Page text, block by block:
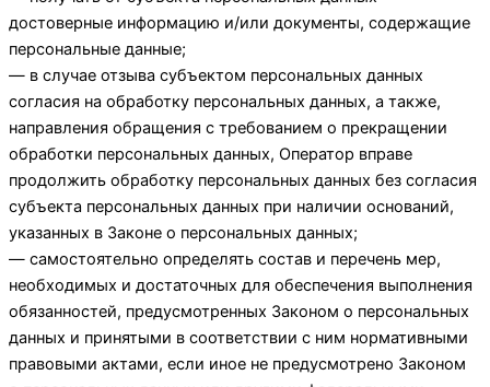
достоверные информацию и/или документы, содержащие
персональные данные;
— в случае отзыва субъектом персональных данных
согласия на обработку персональных данных, а также,
направления обращения с требованием о прекращении
обработки персональных данных, Оператор вправе
продолжить обработку персональных данных без согласия
субъекта персональных данных при наличии оснований,
указанных в Законе о персональных данных;
— самостоятельно определять состав и перечень мер,
необходимых и достаточных для обеспечения выполнения
обязанностей, предусмотренных Законом о персональных
данных и принятыми в соответствии с ним нормативными
правовыми актами, если иное не предусмотрено Законом